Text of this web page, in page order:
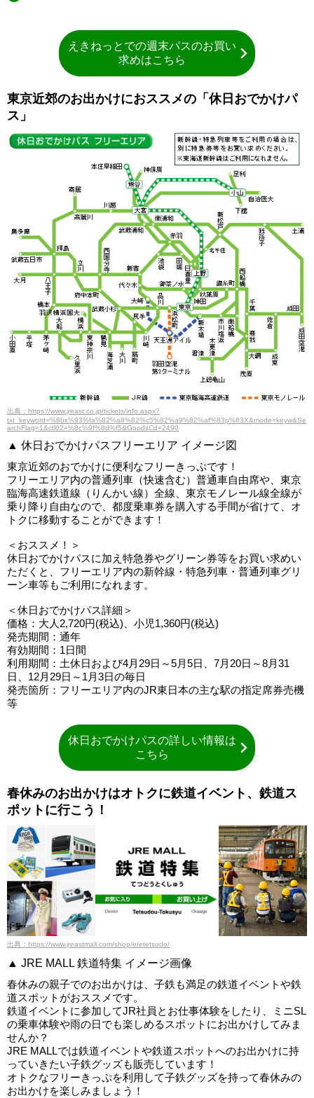
えきねっとでの週末パスのお買い
求めはこちら
東京近郊のお出かけにおススメの「休日おでかけパ
ス」
出典：https://www.jreast.co.jp/tickets/info.aspx?
txt_keyword=%8bx%93%fa%82%a8%82%c5%82%a9%82%af%83p%83X&mode=keyw&Se
archFlag=1&ctl02=%8c%9f%8d%f5&GoodsCd=2490
▲ 休日おでかけパスフリーエリア イメージ図
東京近郊のおでかけに便利なフリーきっぷです！
フリーエリア内の普通列車（快速含む）普通車自由席や、東京
臨海高速鉄道線（りんかい線）全線、東京モノレール線全線が
乗り降り自由なので、都度乗車券を購入する手間が省けて、オ
トクに移動することができます！
＜おススメ！＞
休日おでかけパスに加え特急券やグリーン券等をお買い求めい
ただくと、フリーエリア内の新幹線・特急列車・普通列車グリ
ーン車等もご利用になれます。
＜休日おでかけパス詳細＞
価格：大人2,720円(税込)、小児1,360円(税込)
発売期間：通年
有効期間：1日間
利用期間：土休日および4月29日～5月5日、7月20日～8月31
日、12月29日～1月3日の毎日
発売箇所：フリーエリア内のJR東日本の主な駅の指定席券売機
等
休日おでかけパスの詳しい情報は
こちら
春休みのお出かけはオトクに鉄道イベント、鉄道ス
ポットに行こう！
出典：https://www.jreastmall.com/shop/e/etetsudo/
▲ JRE MALL 鉄道特集 イメージ画像
春休みの親子でのお出かけは、子鉄も満足の鉄道イベントや鉄
道スポットがおススメです。
鉄道イベントに参加してJR社員とお仕事体験をしたり、ミニSL
の乗車体験や雨の日でも楽しめるスポットにお出かけしてみま
せんか？
JRE MALLでは鉄道イベントや鉄道スポットへのお出かけに持
っていきたい子鉄グッズも販売しています！
オトクなフリーきっぷを利用して子鉄グッズを持って春休みの
お出かけを楽しみましょう！